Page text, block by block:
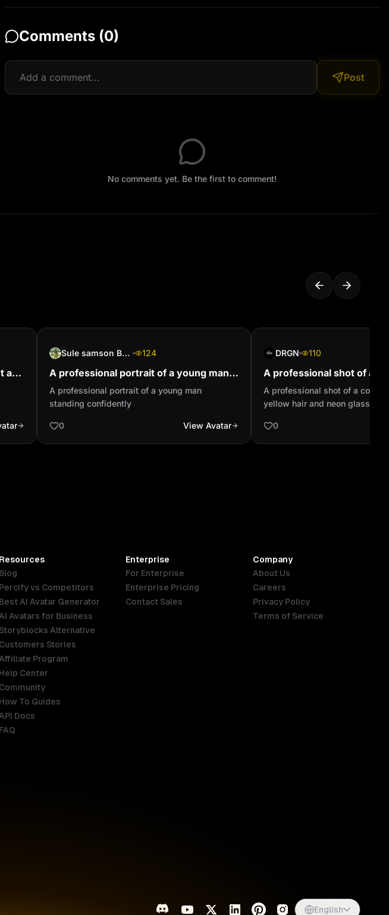
Comments (0)
Post
No comments yet. Be the first to comment!
Sule samson Boniface 124
A professional portrait of a young man
standing confidently
A professional portrait of a young man
standing confidently
0 View Avatar
DRGN 110
A professional shot of a
with yellow hair and neon
blue jacket with a sc...
A professional shot of a
yellow hair and neon glasses
0
Resources
Blog
Percify vs Competitors
Best AI Avatar Generator
AI Avatars for Business
Storyblocks Alternative
Customers Stories
Affiliate Program
Help Center
Community
How To Guides
API Docs
FAQ
Enterprise
For Enterprise
Enterprise Pricing
Contact Sales
Company
About Us
Careers
Privacy Policy
Terms of Service
English